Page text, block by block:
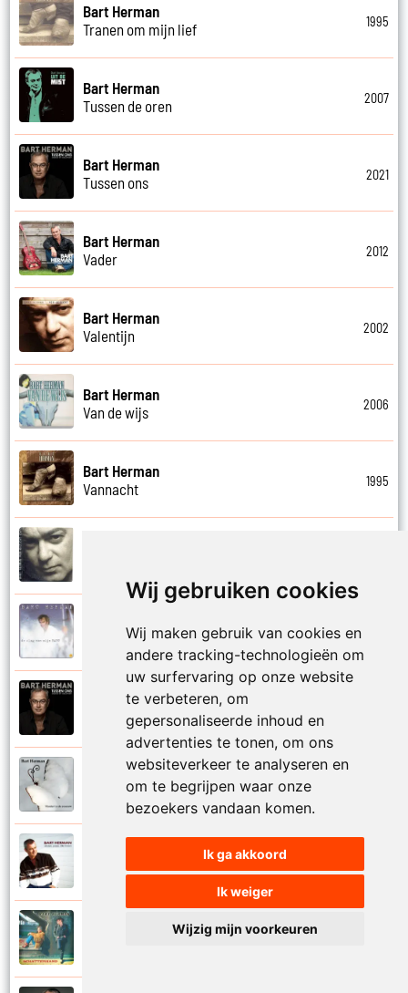
Wij gebruiken cookies
Wij maken gebruik van cookies en
andere tracking-technologieën om
uw surfervaring op onze website
te verbeteren, om
gepersonaliseerde inhoud en
advertenties te tonen, om ons
websiteverkeer te analyseren en
om te begrijpen waar onze
bezoekers vandaan komen.
Ik ga akkoord
Ik weiger
Wijzig mijn voorkeuren
Bart Herman
Tranen om mijn lief
1995
Bart Herman
Tussen de oren
2007
Bart Herman
Tussen ons
2021
Bart Herman
Vader
2012
Bart Herman
Valentijn
2002
Bart Herman
Van de wijs
2006
Bart Herman
Vannacht
1995
Bart Herman
Vertrouwelijk
Bart Herman
Victoria
Bart Herman
Vlinder in de sneeuw
Vlinders passie stille tranen